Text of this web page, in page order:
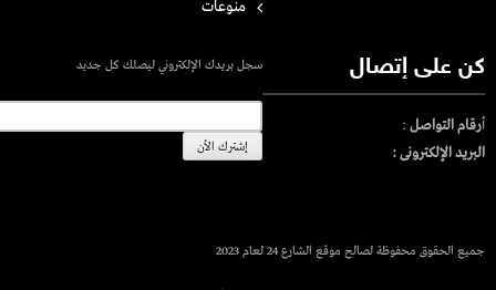
منوعات
كن على إتصال
أرقام التواصل :
البريد الإلكترونى :
سجل بريدك الإلكتروني ليصلك كل جديد
جميع الحقوق محفوظة لصالح موقع الشارع 24 لعام 2023